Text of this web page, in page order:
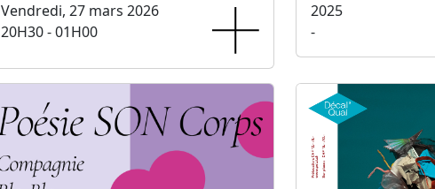
Vendredi, 27 mars 2026
20H30 - 01H00
2025
-